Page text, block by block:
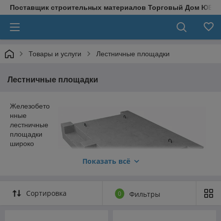
Поставщик строительных материалов Торговый Дом
Товары и услуги Лестничные площадки
Лестничные площадки
Железобето
нные
лестничные
площадки
широко
многоэтажны
х зданий.
Показать всё
Сортировка 0 Фильтры